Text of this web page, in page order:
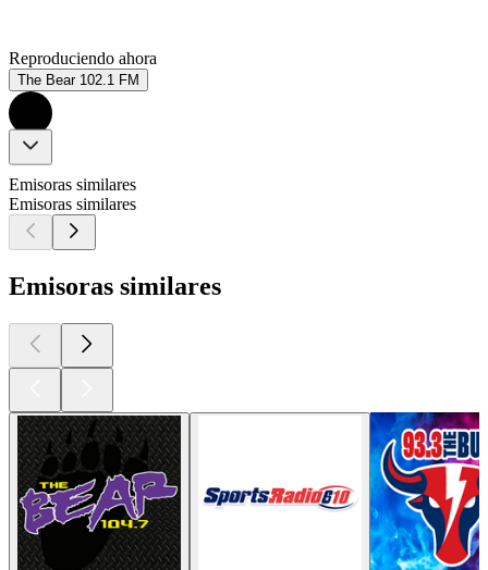
Reproduciendo ahora
The Bear 102.1 FM
Emisoras similares
Emisoras similares
Emisoras similares